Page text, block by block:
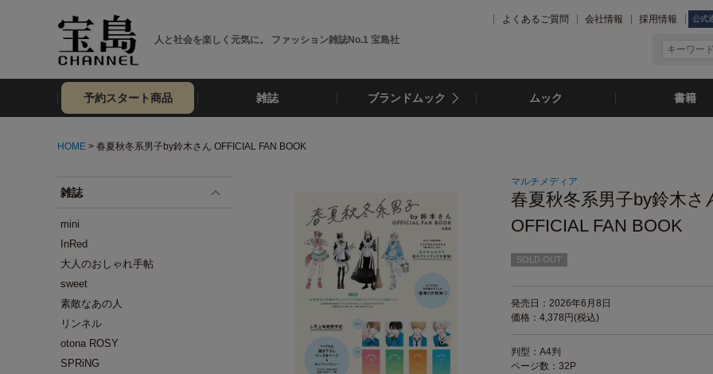
人と社会を楽しく元気に。 ファッション雑誌No.1 宝島社
よくあるご質問 会社情報 採用情報 公式
予約スタート商品 雑誌 ブランドムック ムック 書籍
HOME > 春夏秋冬系男子by鈴木さん OFFICIAL FAN BOOK
雑誌
mini
InRed
大人のおしゃれ手帖
sweet
素敵なあの人
リンネル
otona ROSY
SPRiNG
マルチメディア
春夏秋冬系男子by鈴木さ
OFFICIAL FAN BOOK
SOLD OUT
発売日：2026年6月8日
価格：4,378円(税込)
判型：A4判
ページ数：32P